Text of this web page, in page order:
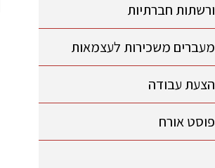
ורשתות חברתיות
מעברים משכירות לעצמאות
הצעת עבודה
פוסט אורח